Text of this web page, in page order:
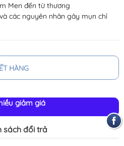
Men đến từ thương
các nguyên nhân gây mụn chỉ
HÀNG
giảm giá
sách đổi trả